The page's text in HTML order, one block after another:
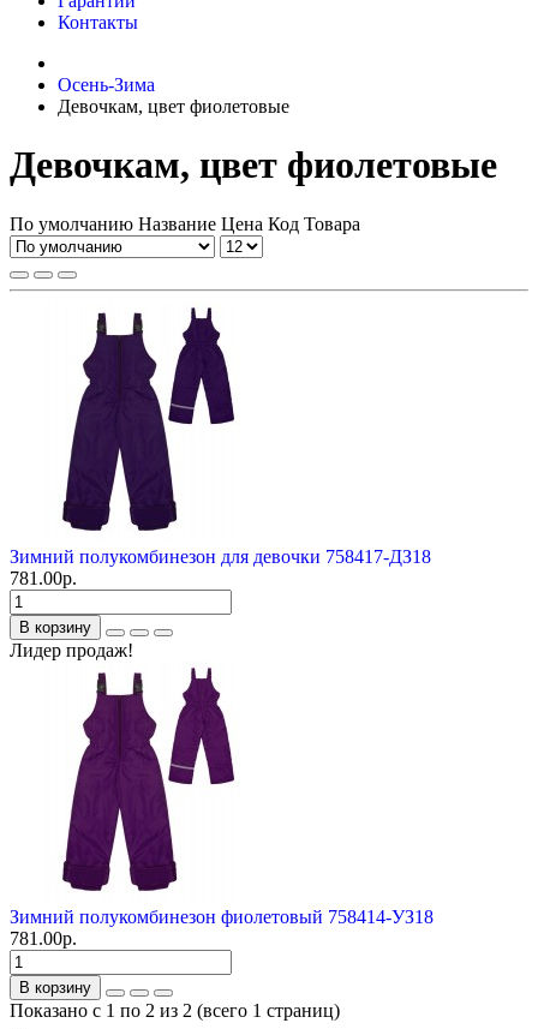
Контакты
Осень-Зима
Девочкам, цвет фиолетовые
Девочкам, цвет фиолетовые
По умолчанию Название Цена Код Товара
Зимний полукомбинезон для девочки 758417-ДЗ18
781.00р.
В корзину
Лидер продаж!
Зимний полукомбинезон фиолетовый 758414-УЗ18
781.00р.
В корзину
Показано с 1 по 2 из 2 (всего 1 страниц)